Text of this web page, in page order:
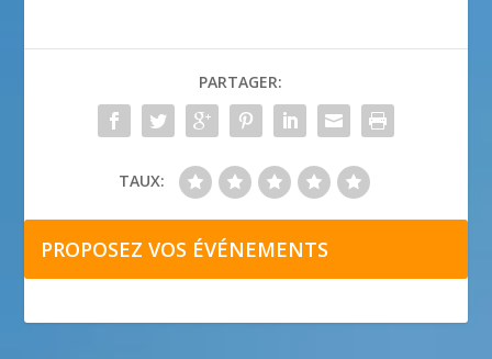
PARTAGER:
TAUX:
PROPOSEZ VOS ÉVÉNEMENTS